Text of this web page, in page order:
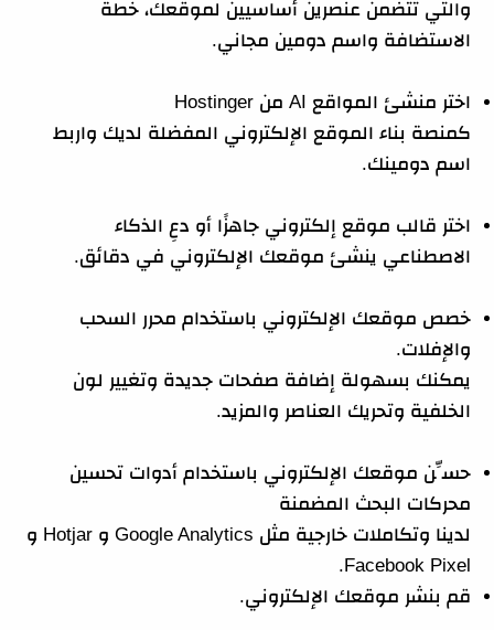
والتي تتضمن عنصرين أساسيين لموقعك، خطة
الاستضافة واسم دومين مجاني.
اختر منشئ المواقع AI من Hostinger
كمنصة بناء الموقع الإلكتروني المفضلة لديك واربط
اسم دومينك.
اختر قالب موقع إلكتروني جاهزًا أو دعِ الذكاء
الاصطناعي ينشئ موقعك الإلكتروني في دقائق.
خصص موقعك الإلكتروني باستخدام محرر السحب
والإفلات.
يمكنك بسهولة إضافة صفحات جديدة وتغيير لون
الخلفية وتحريك العناصر والمزيد.
حسِّن موقعك الإلكتروني باستخدام أدوات تحسين
محركات البحث المضمنة
لدينا وتكاملات خارجية مثل Google Analytics و Hotjar و
Facebook Pixel.
قم بنشر موقعك الإلكتروني.